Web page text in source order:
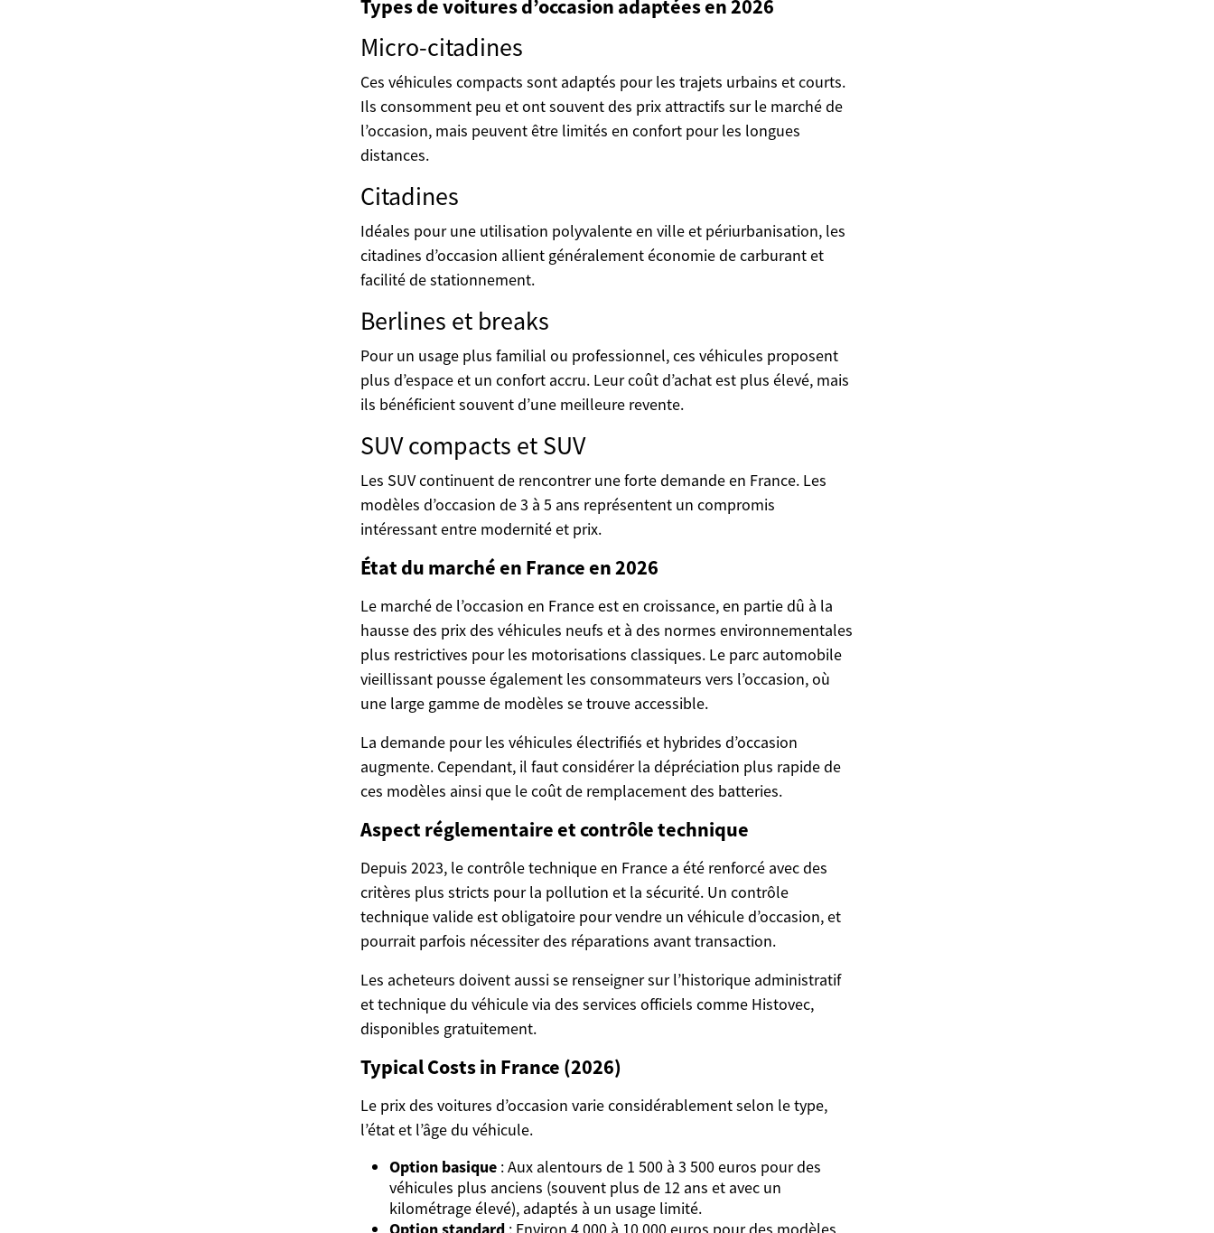
Types de voitures d’occasion adaptées en 2026
Micro-citadines
Ces véhicules compacts sont adaptés pour les trajets urbains et courts.
Ils consomment peu et ont souvent des prix attractifs sur le marché de
l’occasion, mais peuvent être limités en confort pour les longues
distances.
Citadines
Idéales pour une utilisation polyvalente en ville et périurbanisation, les
citadines d’occasion allient généralement économie de carburant et
facilité de stationnement.
Berlines et breaks
Pour un usage plus familial ou professionnel, ces véhicules proposent
plus d’espace et un confort accru. Leur coût d’achat est plus élevé, mais
ils bénéficient souvent d’une meilleure revente.
SUV compacts et SUV
Les SUV continuent de rencontrer une forte demande en France. Les
modèles d’occasion de 3 à 5 ans représentent un compromis
intéressant entre modernité et prix.
État du marché en France en 2026
Le marché de l’occasion en France est en croissance, en partie dû à la
hausse des prix des véhicules neufs et à des normes environnementales
plus restrictives pour les motorisations classiques. Le parc automobile
vieillissant pousse également les consommateurs vers l’occasion, où
une large gamme de modèles se trouve accessible.
La demande pour les véhicules électrifiés et hybrides d’occasion
augmente. Cependant, il faut considérer la dépréciation plus rapide de
ces modèles ainsi que le coût de remplacement des batteries.
Aspect réglementaire et contrôle technique
Depuis 2023, le contrôle technique en France a été renforcé avec des
critères plus stricts pour la pollution et la sécurité. Un contrôle
technique valide est obligatoire pour vendre un véhicule d’occasion, et
pourrait parfois nécessiter des réparations avant transaction.
Les acheteurs doivent aussi se renseigner sur l’historique administratif
et technique du véhicule via des services officiels comme Histovec,
disponibles gratuitement.
Typical Costs in France (2026)
Le prix des voitures d’occasion varie considérablement selon le type,
l’état et l’âge du véhicule.
Option basique : Aux alentours de 1 500 à 3 500 euros pour des
véhicules plus anciens (souvent plus de 12 ans et avec un
kilométrage élevé), adaptés à un usage limité.